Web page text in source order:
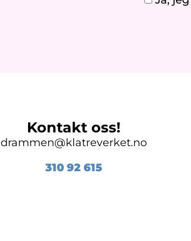
Kontakt oss!
drammen@klatreverket.no
310 92615